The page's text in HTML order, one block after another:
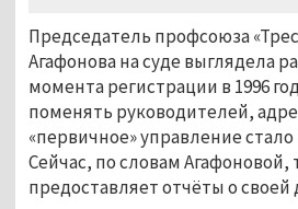
Председатель профсоюза
Агафонова на суде выглядела
момента регистрации в 1996
поменять руководителей,
«первичное» управление
Сейчас, по словам Агафоновой,
предоставляет отчёты о своей